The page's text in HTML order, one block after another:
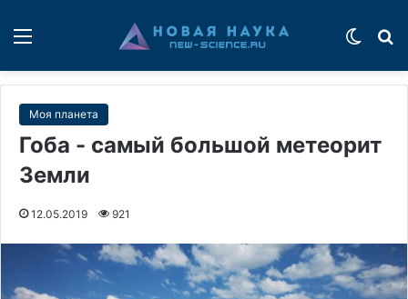
Моя планета
Гоба - самый большой метеорит
Земли
12.05.2019 921